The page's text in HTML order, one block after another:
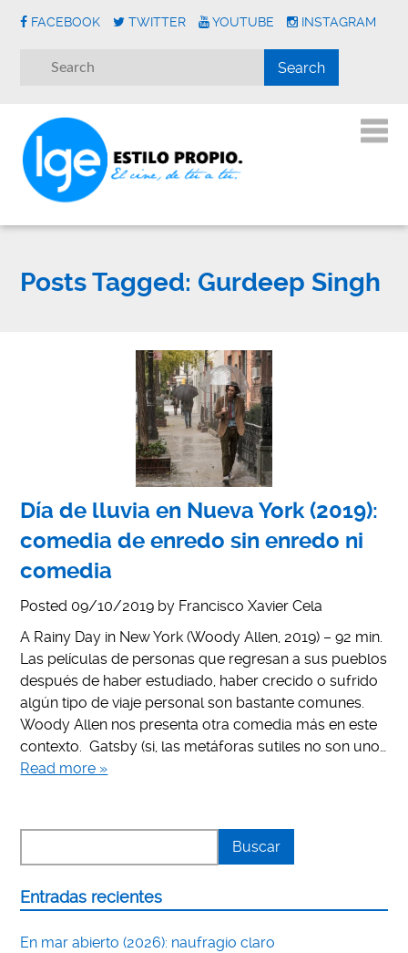
FACEBOOK TWITTER YOUTUBE INSTAGRAM
Posts Tagged: Gurdeep Singh
Día de lluvia en Nueva York (2019):
comedia de enredo sin enredo ni
comedia
Posted 09/10/2019 by Francisco Xavier Cela
A Rainy Day in New York (Woody Allen, 2019) – 92 min.
Las películas de personas que regresan a sus pueblos
después de haber estudiado, haber crecido o sufrido
algún tipo de viaje personal son bastante comunes.
Woody Allen nos presenta otra comedia más en este
contexto. Gatsby (si, las metáforas sutiles no son uno…
Read more »
Entradas recientes
En mar abierto (2026): naufragio claro